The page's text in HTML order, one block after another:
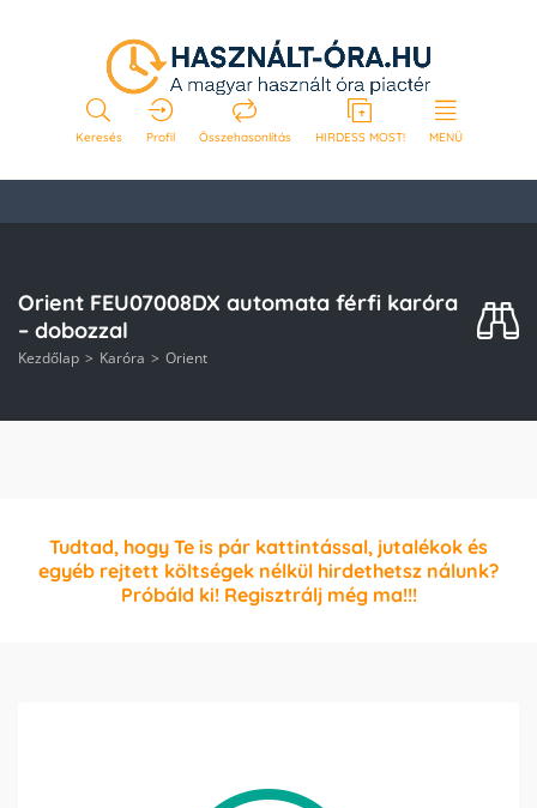
Keresés Profil Összehasonlítás HIRDESS MOST! MENÜ
Orient FEU07008DX automata férfi karóra
– dobozzal
Kezdőlap Karóra Orient
Tudtad, hogy Te is pár kattintással, jutalékok és
egyéb rejtett költségek nélkül hirdethetsz nálunk?
Próbáld ki! Regisztrálj még ma!!!